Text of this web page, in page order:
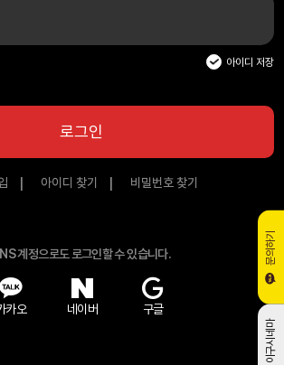
문의하기
이구시네마
아이디 저장
로그인
아이디 찾기 비밀번호 찾기
계정으로도 로그인할 수 있습니다.
카오 네이버 구글